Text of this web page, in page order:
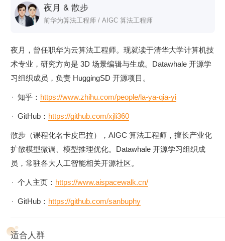
夜月 ​& 散步​
前华为算法工程师 / AIGC 算法工程师
夜月，曾任职华为云算法工程师。现就读于清华大学计算机技
术专业，研究方向是 3D 场景编辑与生成。Datawhale 开源学
习组织成员，负责 HuggingSD 开源项目。​
知乎： https://www.zhihu.com/people/la-ya-qia-yi
GitHub： https://github.com/xjli360
散步（课程化名卡皮巴拉），AIGC 算法工程师，擅长产业化
扩散模型微调、模型推理优化。Datawhale 开源学习组织成
员，常驻各大人工智能相关开源社区。
个人主页： https://www.aispacewalk.cn/
GitHub： https://github.com/sanbuphy
适合人群